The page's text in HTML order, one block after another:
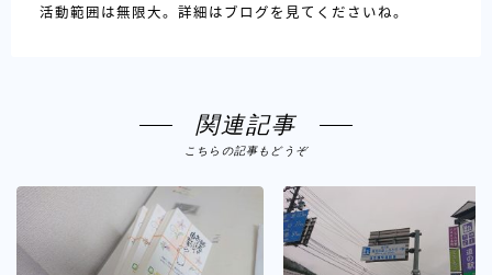
活動範囲は無限大。詳細はブログを見てくださいね。
関連記事
こちらの記事もどうぞ